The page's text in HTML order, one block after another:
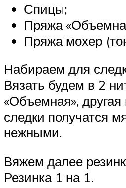
Спицы;
Пряжа
Пряжа мохер
Набираем для
Вязать будем в 2
«Объемная»,
следки получатся
нежными.
Вяжем далее
Резинка 1 на 1.